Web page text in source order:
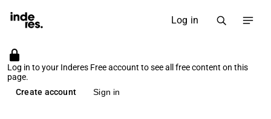
Log in
Log in to your Inderes Free account to see all free content on this
page.
Create account
Sign in